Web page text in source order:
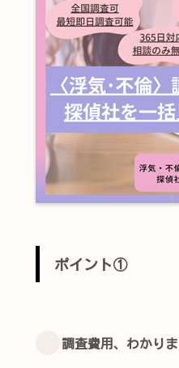
ポイント①
調査費用、わかり